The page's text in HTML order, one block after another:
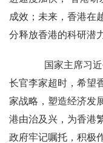
成效；未来，香港在
分释放香港的科研潜
国家主席习近
长官李家超时，希望
家战略，塑造经济发
港由治及兴，为香港
政府牢记嘱托，积极